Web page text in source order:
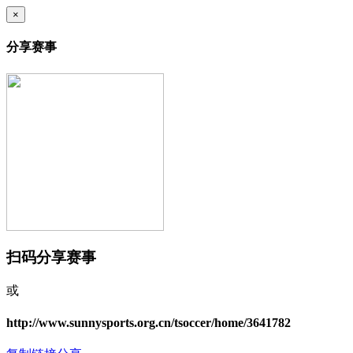
×
分享赛事
扫码分享赛事
或
http://www.sunnysports.org.cn/tsoccer/home/3641782